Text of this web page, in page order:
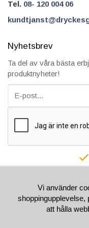
Tel. 08- 120 004 06
Nyhetsbrev
Ta del av våra bästa
produktnyheter!
BESTÄLL INNAN
Vi använder
shoppingupplevelse,
att hålla